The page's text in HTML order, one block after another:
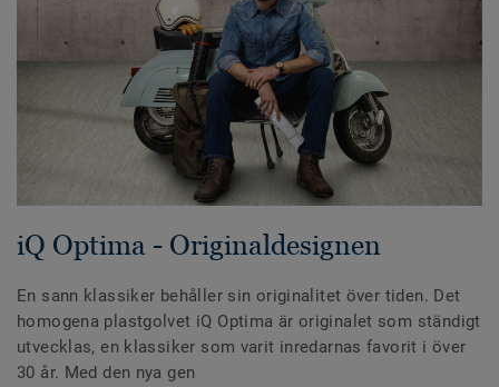
iQ Optima - Originaldesignen
En sann klassiker behåller sin originalitet över tiden. Det
homogena plastgolvet iQ Optima är originalet som ständigt
utvecklas, en klassiker som varit inredarnas favorit i över
30 år. Med den nya gen